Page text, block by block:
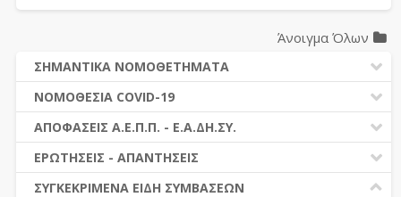
Άνοιγμα Όλων
ΣΗΜΑΝΤΙΚΑ ΝΟΜΟΘΕΤΗΜΑΤΑ
ΔΗΜΟΣΙΕΣ ΣΥΜΒΑΣΕΙΣ (Ν. 4412/2016)
ΔΗΜΟΤΙΚΟΣ ΚΩΔΙΚΑΣ (Ν.3463/2006)
ΚΑΛΛΙΚΡΑΤΗΣ (Ν.3852/2010)
ΝΟΜΟΘΕΣΙΑ - ΝΟΜΟΛΟΓΙΑ (ΣΥΝΟΛΟ)
ΝΟΜΟΘΕΣΙΑ COVID-19
ΝΟΜΟΘΕΣΙΑ - ΝΟΜΟΛΟΓΙΑ COVID -19
ΕΡΩΤΗΣΕΙΣ - ΑΠΑΝΤΗΣΕΙΣ
ΑΠΟΦΑΣΕΙΣ Α.Ε.Π.Π. - Ε.Α.ΔΗ.ΣΥ.
ΠΡΟΔΙΚΑΣΤΙΚΗ ΠΡΟΣΦΥΓΗ
ΓΕΝΙΚΟΙ ΚΑΝΟΝΕΣ
ΕΡΩΤΗΣΕΙΣ - ΑΠΑΝΤΗΣΕΙΣ
Ν. 4782/2021 - ΤΡΟΠΟΠΟΙΗΣΗ 4412/2016
ΣΥΓΚΕΚΡΙΜΕΝΑ ΕΙΔΗ ΣΥΜΒΑΣΕΩΝ